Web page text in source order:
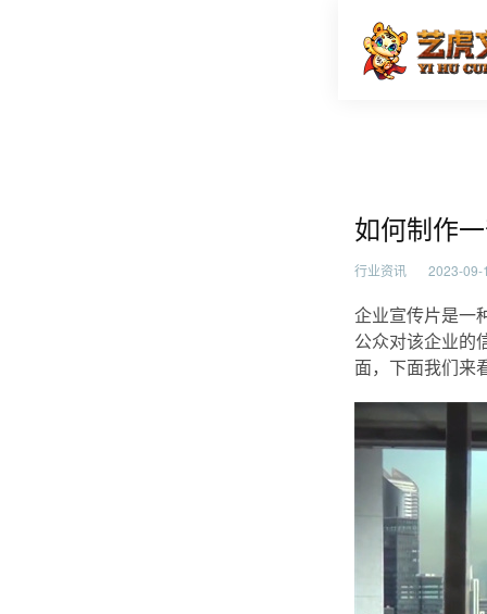
如何制
如何制作
行业资讯 2023-09-
企业宣传片是一
公众对该企业的
面，下面我们来